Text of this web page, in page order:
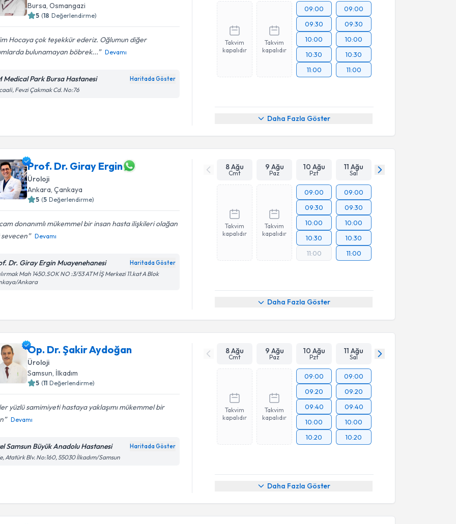
Bursa ,Osmangazi
5 (18 Değerlendirme)
Hocaya çok teşekkür ederiz. Oğlumun diğer
bulunamayan böbrek...
Devamı
Medical Park Bursa Hastanesi Haritada Göster
Fevzi Çakmak Cd. No:76
Takvim
kapalıdır
Takvim
kapalıdır
09:00
09:30
10:00
10:30
11:00
09:00
09:30
10:00
10:30
11:00
Daha Fazla Göster
Prof. Dr. Giray Ergin
Üroloji
Ankara,Çankaya
5 (5 Değerlendirme)
donanımlı mükemmel bir insan hasta ilişkileri olağan
sevecen
Devamı
Dr. Giray Ergin Muayenehanesi Haritada Göster
Mah 1450.SOK NO :3/53 ATM İŞ Merkezi 11.kat A Blok
Ankara
8 Ağu
Cmt
9 Ağu
Paz
10 Ağu
Pzt
11 Ağu
Sal
Takvim
kapalıdır
Takvim
kapalıdır
09:00
09:30
10:00
10:30
11:00
09:00
09:30
10:00
10:30
11:00
Daha Fazla Göster
Op. Dr. Şakir Aydoğan
Üroloji
Samsun İlkadım
5 (11 Değerlendirme)
yüzlü samimiyeti hastaya yaklaşımı mükemmel bir
Devamı
Samsun Büyük Anadolu Hastanesi Haritada Göster
Atatürk Blv. No:160, 55030 İlkadım/Samsun
8 Ağu
Cmt
9 Ağu
Paz
10 Ağu
Pzt
11 Ağu
Sal
Takvim
kapalıdır
Takvim
kapalıdır
09:00
09:20
09:40
10:00
10:20
09:00
09:20
09:40
10:00
10:20
Daha Fazla Göster